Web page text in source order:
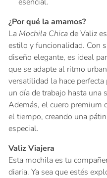
¿Por qué la amamos?
La Mochila Chicade Valiz
estilo y funcionalidad. Con
diseño elegante, es ideal
que se adapte al ritmo
versatilidad la hace
un día de trabajo hasta una
Además, el cuero premium
el tiempo, creando una
especial.
Valiz Viajera
Esta mochila es tu
diaria. Ya sea que estés